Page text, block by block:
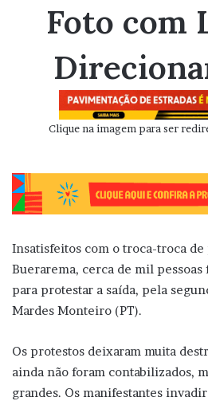
Foto com
Clique na imagem para ser
Insatisfeitos com o troca-troca
Buerarema, cerca de mil pessoas
para protestar a saída, pela
Mardes Monteiro (PT).
Os protestos deixaram muita
ainda não foram contabilizados,
grandes. Os manifestantes